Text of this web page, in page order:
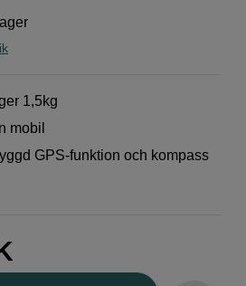
1,5kg
mobil
GPS-funktion och kompass